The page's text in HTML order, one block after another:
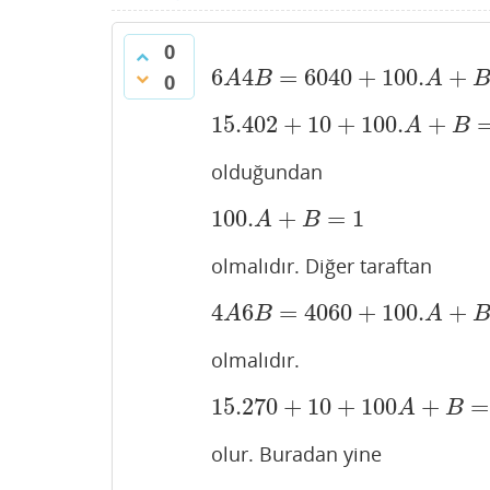
0
0
6A4B = 6040 + 100.A + B
6A4B=6040+100.A +B =
15.402 + 10 + 100.A + B
15.402 +10+100.A+B=
olduğundan
100.A + B = 1
100. A+ B= 1
olmalıdır. Diğer taraftan
4A6B = 4060 + 100.A + B
4A6B=4060+100.A +B =
olmalıdır.
15.270 + 10 + 100A + B =
15.270 +10+100A+B=15.t
olur. Buradan yine